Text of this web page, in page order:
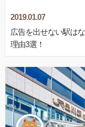
2019.01.07
広告を出せない駅は
理由3選！